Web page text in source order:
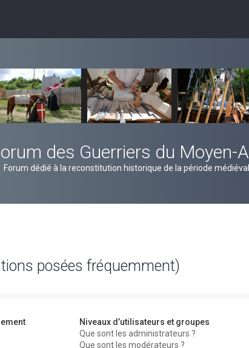
des Guerriers du Moyen-
Forum dédié à la reconstitution historique de la période
posées fréquemment)
Niveaux d’utilisateurs et groupes
Que sont les administrateurs ?
Que sont les modérateurs ?